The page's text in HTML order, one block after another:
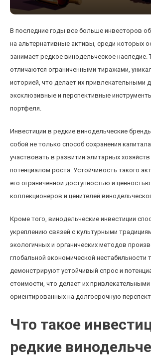
В последние годы все больше инвесторов
на альтернативные активы, среди которых
занимает редкое винодельческое наследие.
отличаются ограниченными тиражами,
историей, что делает их привлекательными
эксклюзивные и перспективные
портфеля.
Инвестиции в редкие винодельческие
собой не только способ сохранения
участвовать в развитии элитарных
потенциалом роста. Устойчивость такого
его ограниченной доступностью и
коллекционеров и ценителей
Кроме того, винодельческие инвестиции
укреплению связей с культурными
экологичных и органических методов
глобальной экономической нестабильности
демонстрируют устойчивый спрос и
стоимости, что делает их
ориентированных на долгосрочную
Что такое
редкие